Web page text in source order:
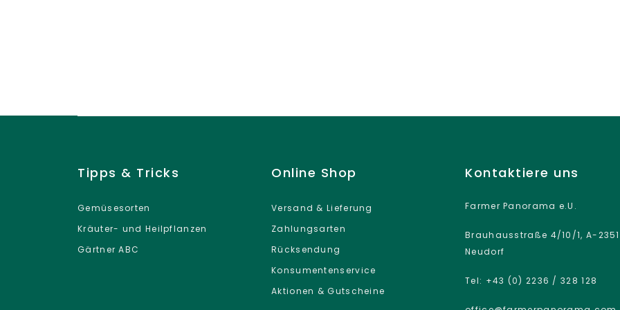
Tipps & Tricks
Gemüsesorten
Kräuter- und Heilpflanzen
Gärtner ABC
Online Shop
Versand & Lieferung
Zahlungsarten
Rücksendung
Konsumentenservice
Aktionen & Gutscheine
Kontaktiere uns
Farmer Panorama e.U.
Brauhausstraße 4/10/1, A-
Neudorf
Tel: +43 (0) 2236 / 328 128